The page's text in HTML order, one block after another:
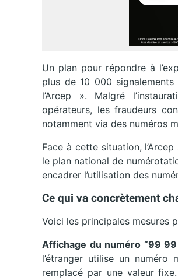
Un plan pour répondre à
plus de 10 000
l’Arcep ». Malgré
opérateurs, les fraudeurs
notamment via des numéros
Face à cette situation,
le plan national de
encadrer l’utilisation des
Ce qui va concrètement
Voici les principales mesures
Affichage du numéro “99
l’étranger utilise un
remplacé par une valeur